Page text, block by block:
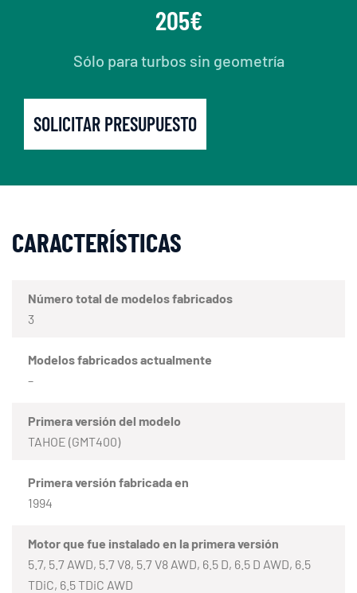
205€
Sólo para turbos sin geometría
SOLICITAR PRESUPUESTO
CARACTERÍSTICAS
Número total de modelos fabricados
3
Modelos fabricados actualmente
–
Primera versión del modelo
TAHOE (GMT400)
Primera versión fabricada en
1994
Motor que fue instalado en la primera versión
5.7, 5.7 AWD, 5.7 V8, 5.7 V8 AWD, 6.5 D, 6.5 D AWD, 6.5
TDiC, 6.5 TDiC AWD